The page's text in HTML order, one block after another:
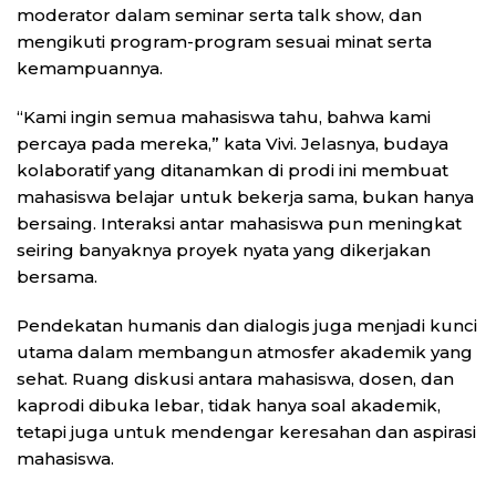
moderator dalam seminar serta talk show, dan
mengikuti program-program sesuai minat serta
kemampuannya.
“Kami ingin semua mahasiswa tahu, bahwa kami
percaya pada mereka,” kata Vivi. Jelasnya, budaya
kolaboratif yang ditanamkan di prodi ini membuat
mahasiswa belajar untuk bekerja sama, bukan hanya
bersaing. Interaksi antar mahasiswa pun meningkat
seiring banyaknya proyek nyata yang dikerjakan
bersama.
Pendekatan humanis dan dialogis juga menjadi kunci
utama dalam membangun atmosfer akademik yang
sehat. Ruang diskusi antara mahasiswa, dosen, dan
kaprodi dibuka lebar, tidak hanya soal akademik,
tetapi juga untuk mendengar keresahan dan aspirasi
mahasiswa.